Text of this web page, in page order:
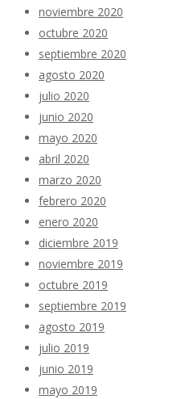
noviembre 2020
octubre 2020
septiembre 2020
agosto 2020
julio 2020
junio 2020
mayo 2020
abril 2020
marzo 2020
febrero 2020
enero 2020
diciembre 2019
noviembre 2019
octubre 2019
septiembre 2019
agosto 2019
julio 2019
junio 2019
mayo 2019